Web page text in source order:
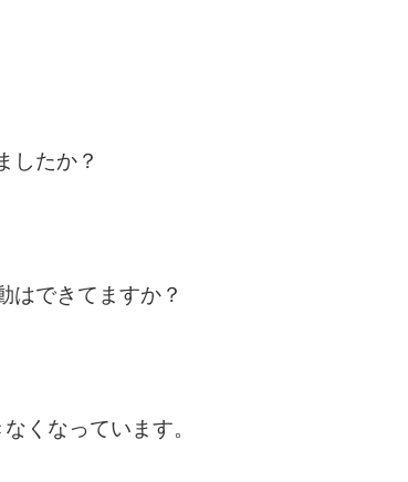
したか？
はできてますか？
くなっています。